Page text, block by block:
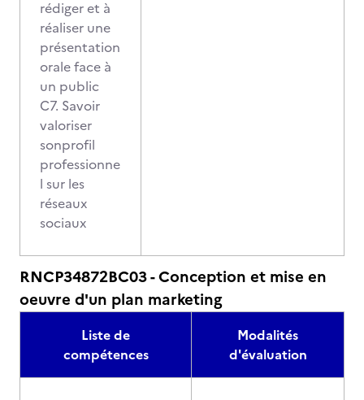
rédiger et à
réaliser une
présentation
orale face à
un public
C7. Savoir
valoriser
sonprofil
professionne
l sur les
réseaux
sociaux
RNCP34872BC03 - Conception et mise en
oeuvre d'un plan marketing
Liste de
compétences
Modalités
d'évaluation